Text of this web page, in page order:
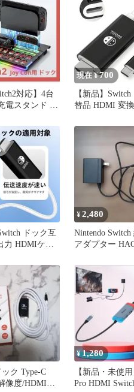
対応】4台
電スタンド ド
現在 ¥700
【新品】
替品 HDMI 変換
ドック互
HDMIケー
¥2,480
Nintendo
アダプター
ク Type-C
像度/HDMI変
¥1,280
【新品・未使
Pro HDMI